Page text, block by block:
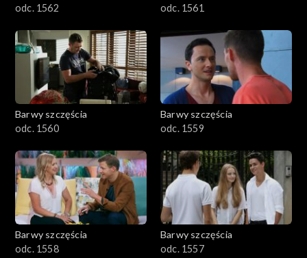
odc. 1562
odc. 1561
Barwy szczęścia
odc. 1560
Barwy szczęścia
odc. 1559
Barwy szczęścia
odc. 1558
Barwy szczęścia
odc. 1557